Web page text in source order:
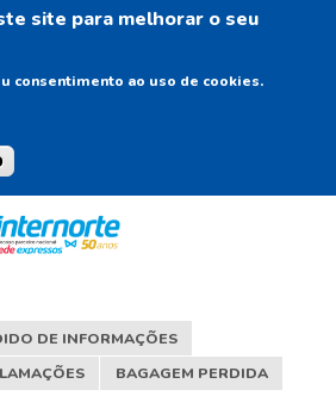
site para melhorar o seu
consentimento ao uso de cookies.
DE INFORMAÇÕES
BAGAGEM PERDIDA